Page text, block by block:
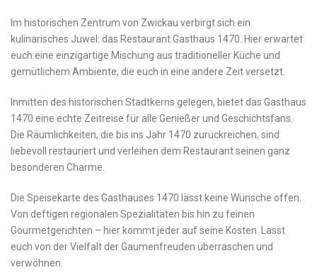
Im historischen Zentrum von Zwickau verbirgt sich ein
kulinarisches Juwel: das Restaurant Gasthaus 1470. Hier erwartet⁣
euch eine einzigartige Mischung aus traditioneller Küche und
⁢gemütlichem Ambiente, die euch in eine andere Zeit versetzt.
Inmitten des⁢ historischen Stadtkerns gelegen, bietet⁢ das Gasthaus
1470 eine ‌echte⁤ Zeitreise⁤ für alle⁢ Genießer und Geschichtsfans.
Die Räumlichkeiten, die bis ins ⁣Jahr 1470 zurückreichen, sind⁢
liebevoll restauriert und⁣ verleihen dem Restaurant seinen ganz
besonderen Charme.
Die ‌Speisekarte des Gasthauses 1470 lässt keine‍ Wünsche offen.
Von‍ deftigen regionalen Spezialitäten bis hin zu feinen
Gourmetgerichten – hier kommt‍ jeder auf seine Kosten. Lasst
euch ⁣von der Vielfalt ⁢der⁤ Gaumenfreuden überraschen und ​
verwöhnen.